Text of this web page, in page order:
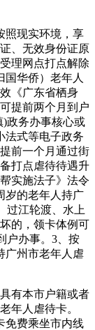
现实环境，享
、无效身份证原
理网点打点解除
国华侨）老年人
《广东省栖身
提前两个月到户
政务办事核心或
法式等电子政务
前一个月通过街
打点虐待待遇升
实施法子》法令
岁的老年人持广
过江轮渡、水上
的，领卡体例可
户办事。3、按
广州市老年人虐
有本市户籍或者
年人虐待卡。
免费乘坐市内线